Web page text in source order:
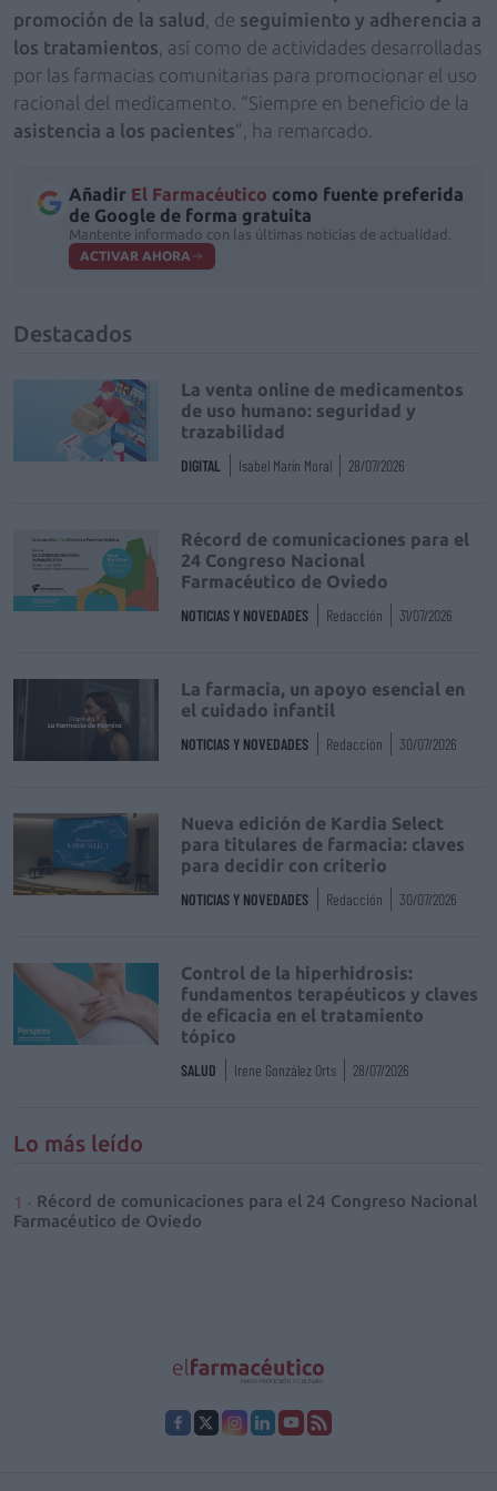
promoción de la salud , de seguimiento y adherencia a
los tratamientos , así como de actividades desarrolladas
por las farmacias comunitarias para promocionar el uso
racional del medicamento. “Siempre en beneficio de la
asistencia a los pacientes”, ha remarcado.
Añadir El Farmacéutico como fuente preferida
de Google de forma gratuita
Mantente informado con las últimas noticias de actualidad.
ACTIVAR AHORA
Destacados
La venta online de medicamentos
de uso humano: seguridad y
trazabilidad
DIGITAL Isabel Marín Moral 28/07/2026
Récord de comunicaciones para el
24 Congreso Nacional
Farmacéutico de Oviedo
NOTICIAS Y NOVEDADES Redacción 31/07/2026
La farmacia, un apoyo esencial en
el cuidado infantil
NOTICIAS Y NOVEDADES Redacción 30/07/2026
Nueva edición de Kardia Select
para titulares de farmacia: claves
para decidir con criterio
NOTICIAS Y NOVEDADES Redacción 30/07/2026
Control de la hiperhidrosis:
fundamentos terapéuticos y claves
de eficacia en el tratamiento
tópico
SALUD Irene González Orts 28/07/2026
Lo más leído
Récord de comunicaciones para el 24 Congreso Nacional
Farmacéutico de Oviedo